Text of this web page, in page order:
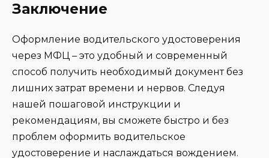
Заключение
Оформление водительского удостоверения
через МФЦ – это удобный и современный
способ получить необходимый документ без
лишних затрат времени и нервов. Следуя
нашей пошаговой инструкции и
рекомендациям, вы сможете быстро и без
проблем оформить водительское
удостоверение и наслаждаться вождением.